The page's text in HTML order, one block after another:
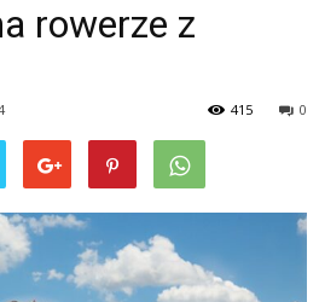
rowerze z
0
415